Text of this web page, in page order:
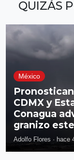
QUIZÁS
México
CDMX y
Conagua
granizo
Adolfo Flores · hace